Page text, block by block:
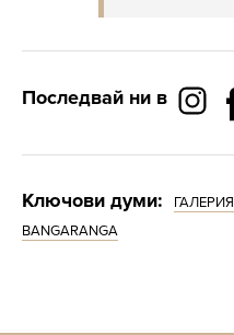
Последвай ни в
Ключови думи: ГАЛЕРИЯ
BANGARANGA